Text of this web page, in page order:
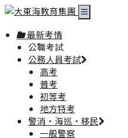
最新考情
公職考試
公務人員考試
高考
普考
初等考
地方特考
警消·海巡·移民
一般警察